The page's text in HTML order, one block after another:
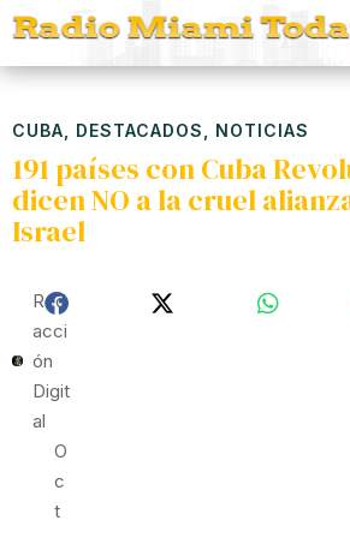
CUBA DESTACADOS NOTICIAS
191 países con Cuba
dicen NO a la cruel
Israel
Red
Acci
Ón
Digit
Al
O
C
T